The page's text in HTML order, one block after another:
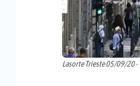
Lasorte Trieste 05/09/20 -